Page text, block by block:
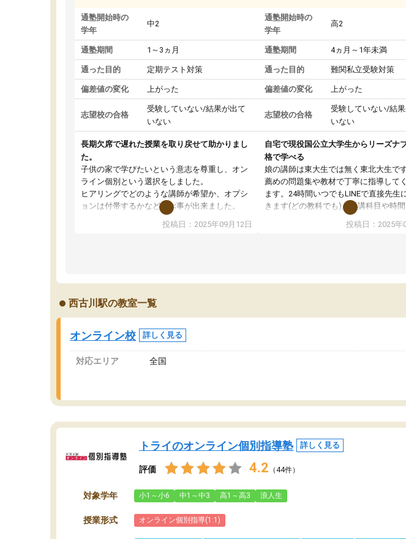
通塾開始時の
学年
中2
通塾期間 1～3ヵ月
通った目的 定期テスト対策
偏差値の変化 上がった
志望校の合格
受験していない/結果が出て
いない
長期欠席で遅れた授業を取り戻せて助かりまし
た。
子供の家で学びたいという意志を尊重し、オン
ライン個別という選択をしました。
ヒアリングでどのような講師が希望か、オプシ
ョンは付帯するかなど選ぶ事が出来ました。
講師とのマッチング後講師との初回ミーティン
グを行い、その講師で良いか他の講師を希望す
オンラインツールを使用した単語帳の共有があ
り宿題もそちらで出される形でした。
2ヶ月で担当講師の方がお辞めになると言う事で
講師変更の申し出があり、あまりに短期での変
更だった為、塾に通う事にして退会しました。
遅れも取り戻せ、授業内容や講師の方は良かっ
投稿日：2025年09月12日
通塾開始時の
学年
高2
通塾期間 4ヵ月～1年未満
通った目的 難関私立受験対策
偏差値の変化 上がった
志望校の合格
受験していない/結
いない
自宅で現役国公立大学生からリーズナ
格で学べる
娘の講師は東大生では無く東北大生で
薦めの問題集や教材で丁寧に指導して
ます。24時間いつでもLINEで直接先生
きます(どの教科でも)。受講科目や時
に決めれるので、個人に合った勉強が
思います。カリキュラム相談みたいな
ます。講師も合わなければチェンジで
投稿日：2025年
西古川駅の教室一覧
オンライン校 詳しく見る
対応エリア 全国
トライのオンライン個別指導塾 詳しく見る
評価 4.2 （44件）
対象学年 小1～小6 中1～中3 高1～高3 浪人生
授業形式 オンライン個別指導(1:1)